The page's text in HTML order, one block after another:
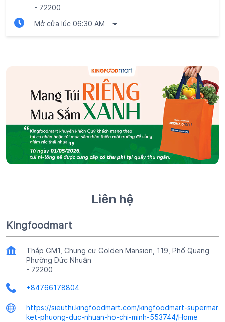
- 72200
Mở cửa lúc 06:30 AM
Liên hệ
Kingfoodmart
Tháp GM1, Chung cư Golden Mansion, 119, Phổ Quang
Phường Đức Nhuận
- 72200
+84766178804
https://sieuthi.kingfoodmart.com/kingfoodmart-supermar
ket-phuong-duc-nhuan-ho-chi-minh-553744/Home